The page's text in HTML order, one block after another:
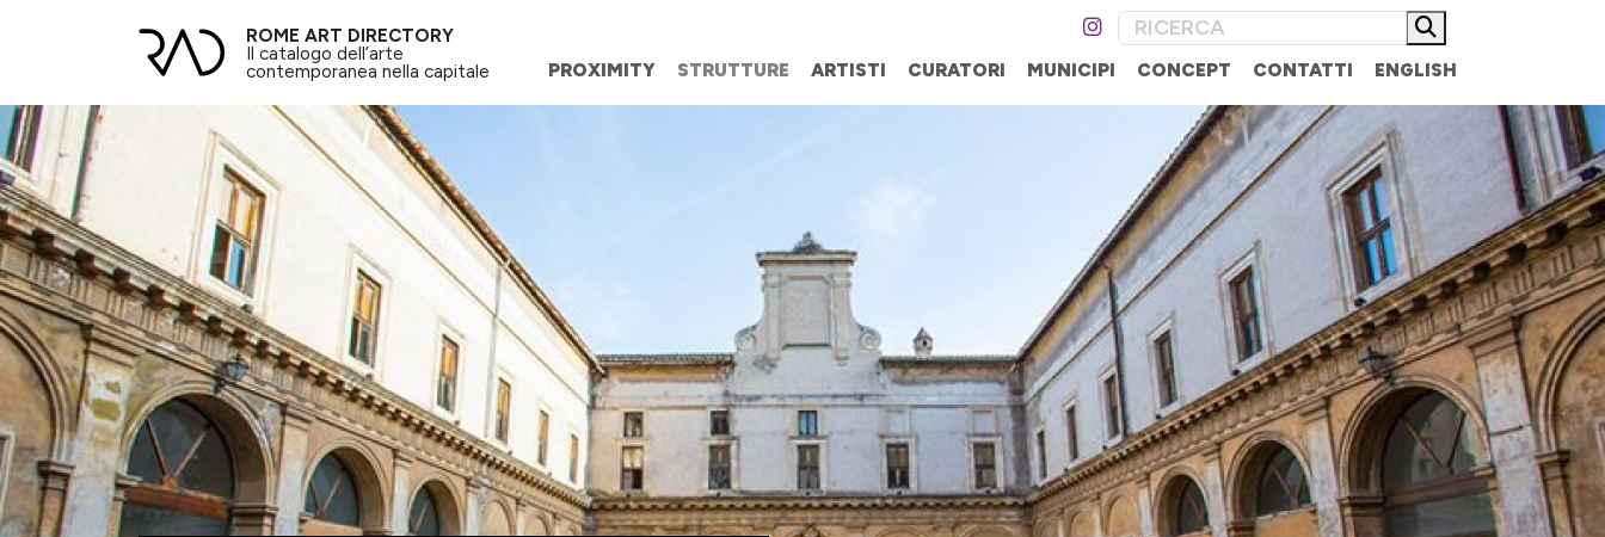
ROME ART DIRECTORY
Il catalogo dell’arte
contemporanea nella capitale PROXIMITY STRUTTURE ARTISTI CURATORI MUNICIPI CONCEPT CONTATTI ENGLISH